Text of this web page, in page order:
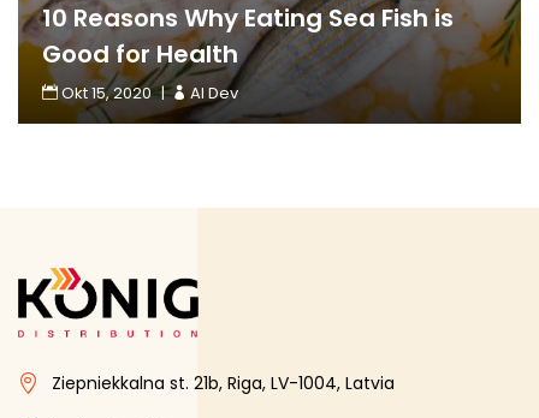
10 Reasons Why Eating Sea Fish is
Good for Health
Okt 15, 2020 AI Dev
Read More
Ziepniekkalna st. 21b, Riga, LV-1004, Latvia